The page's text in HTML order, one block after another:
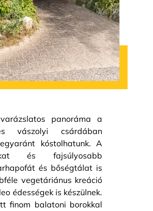
panoráma a
vászolyi csárdában
kóstolhatunk. A
és fajsúlyosabb
és bőségtálat is
vegetáriánus kreáció
édességek is készülnek.
finom balatoni borokkal